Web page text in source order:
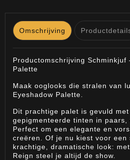
Omschrijving
Productomschrijving Schminkjuf
Palette
Maak ooglooks die stralen van
Eyeshadow Palette.
Dit prachtige palet is gevuld
gepigmenteerde tinten in paars,
Perfect om een elegante en
creëren. Of je nu kiest voor een
krachtige, dramatische look:
Reign steel je altijd de show.